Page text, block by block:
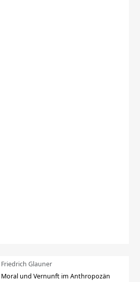
Friedrich Glauner
Moral und Vernunft im Anthropozän